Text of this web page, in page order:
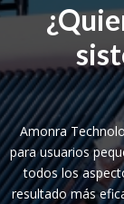
Amonra
para usuarios
todos los
resultado más